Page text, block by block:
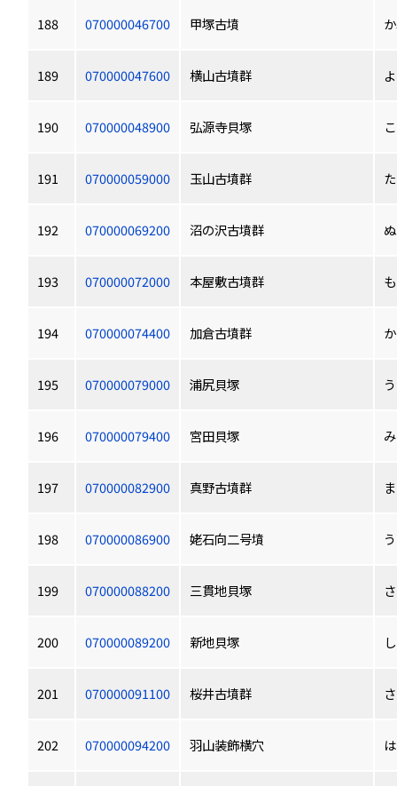
188 070000046700 甲塚古墳
189 070000047600 横山古墳群
190 070000048900 弘源寺貝塚
191 070000059000 玉山古墳群
192 070000069200 沼の沢古墳群
193 070000072000 本屋敷古墳群
194 070000074400 加倉古墳群
195 070000079000 浦尻貝塚
196 070000079400 宮田貝塚
197 070000082900 真野古墳群
198 070000086900 姥石向二号墳
199 070000088200 三貫地貝塚
200 070000089200 新地貝塚
201 070000091100 桜井古墳群
202 070000094200 羽山装飾横穴